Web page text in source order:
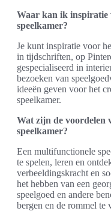
Waar kan ik inspiratie
speelkamer?
Je kunt inspiratie voor
in tijdschriften, op
gespecialiseerd in
bezoeken van
ideeën geven voor het
speelkamer.
Wat zijn de voordelen
speelkamer?
Een multifunctionele
te spelen, leren en
verbeeldingskracht en
het hebben van een
speelgoed en andere
bergen en de rommel te